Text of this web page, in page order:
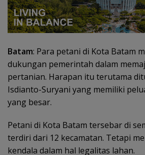
Batam: Para petani di Kota Batam
dukungan pemerintah dalam
pertanian. Harapan itu terutama
Isdianto-Suryani yang memiliki
yang besar.
Petani di Kota Batam tersebar di
terdiri dari 12 kecamatan. Tetapi
kendala dalam hal legalitas lahan.